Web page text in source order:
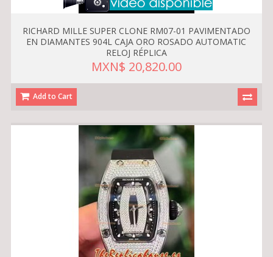
RICHARD MILLE SUPER CLONE RM07-01 PAVIMENTADO
EN DIAMANTES 904L CAJA ORO ROSADO AUTOMATIC
RELOJ RÉPLICA
MXN$ 20,820.00
Add to Cart